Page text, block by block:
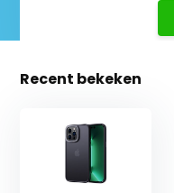
Recent bekeken